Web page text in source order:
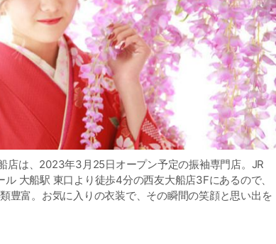
店は、2023年3月25日オープン予定の振袖専門店。JR
大船駅 東口より徒歩4分の西友大船店3Fにあるので、
豊富。お気に入りの衣装で、その瞬間の笑顔と思い出を